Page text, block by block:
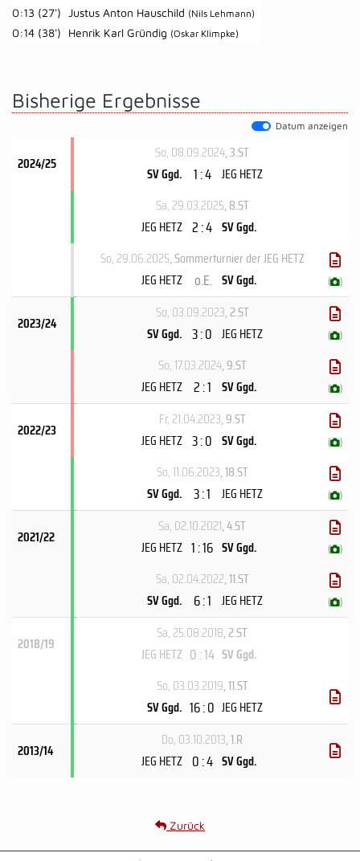
0:13 (27') Justus Anton Hauschild (Nils Lehmann)
0:14 (38') Henrik Karl Gründig (Oskar Klimpke)
Bisherige Ergebnisse
Datum anzeigen
2024/25
So, 08.09.2024, 3.ST
SV Ggd. 1 : 4 JEG HETZ
Sa, 29.03.2025, 8.ST
JEG HETZ 2 : 4 SV Ggd.
So, 29.06.2025, Sommerturnier der JEG HETZ
JEG HETZ
o.E. SV Ggd. ( )
2023/24
So, 03.09.2023, 2.ST
SV Ggd. 3 : 0 JEG HETZ ( )
So, 17.03.2024, 9.ST
JEG HETZ 2 : 1 SV Ggd. ( )
2022/23
Fr, 21.04.2023, 9.ST
JEG HETZ 3 : 0 SV Ggd. ( )
So, 11.06.2023, 18.ST
SV Ggd. 3 : 1 JEG HETZ ( )
2021/22
Sa, 02.10.2021, 4.ST
JEG HETZ 1 : 16 SV Ggd. ( )
Sa, 02.04.2022, 11.ST
SV Ggd.
6 : 1 JEG HETZ ( )
2018/19
Sa, 25.08.2018, 2.ST
JEG HETZ 0 : 14 SV Ggd.
So, 03.03.2019, 11.ST
SV Ggd. 16 : 0 JEG HETZ
2013/14
Do, 03.10.2013, 1.R
JEG HETZ 0 : 4 SV Ggd.
Zurück